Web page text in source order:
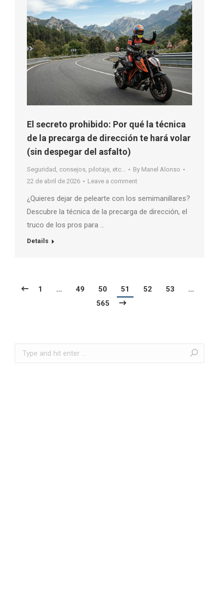
El secreto prohibido: Por qué la técnica
de la precarga de dirección te hará volar
(sin despegar del asfalto)
Seguridad, consejos, pilotaje, etc... By Manel Alonso
22 de abril de 2026
Leave a comment
¿Quieres dejar de pelearte con los semimanillares?
Descubre la técnica de la precarga de dirección, el
truco de los pros para …
Details
1 … 49 50 51 52 53
…
565
Search: